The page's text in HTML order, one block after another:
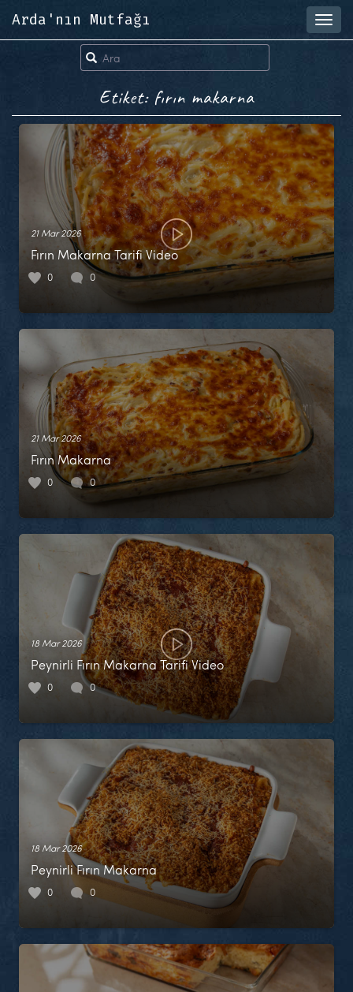
Arda'nın Mutfağı
Etiket: fırın makarna
21 Mar 2026
Fırın Makarna Tarifi Video
0 0
21 Mar 2026
Fırın Makarna
0 0
18 Mar 2026
Peynirli Fırın Makarna Tarifi Video
0 0
18 Mar 2026
Peynirli Fırın Makarna
0 0